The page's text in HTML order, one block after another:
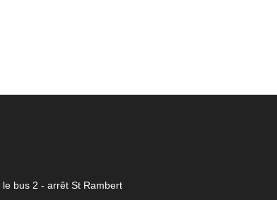
le bus 2 - arrêt St Rambert